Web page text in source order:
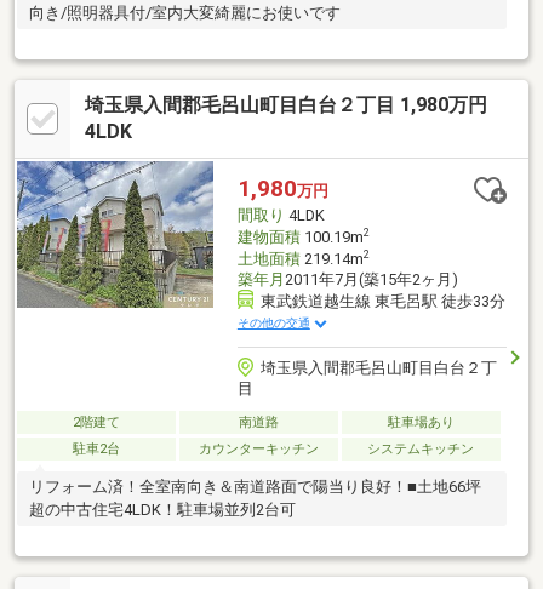
向き/照明器具付/室内大変綺麗にお使いです
埼玉県入間郡毛呂山町目白台２丁目 1,980万円
4LDK
1,980万円
間取り 4LDK
建物面積100.19m2
土地面積219.14m2
築年月 2011年7月(築15年2ヶ月)
東武鉄道越生線 東毛呂駅 徒歩33分
その他の交通
埼玉県入間郡毛呂山町目白台２丁
目
2階建て 南道路
駐車場あり
駐車2台
カウンターキッチン システムキッチン
リフォーム済！全室南向き＆南道路面で陽当り良好！■土地66坪
超の中古住宅4LDK！駐車場並列2台可